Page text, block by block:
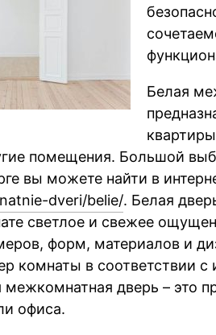
Белая
помещения. Большой
вы можете найти в
dveri/belie/. Белая
светлое и свежее
форм, материалов и
комнаты в соответствии
дверь – это
офиса.